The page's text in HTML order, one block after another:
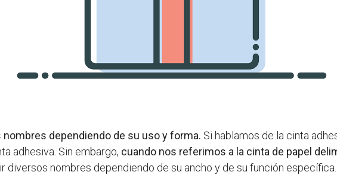
dependiendo de su uso y forma. Si hablamos de la cinta
adhesiva. Sin embargo, cuando nos referimos a la cinta de papel
diversos nombres dependiendo de su ancho y de su función